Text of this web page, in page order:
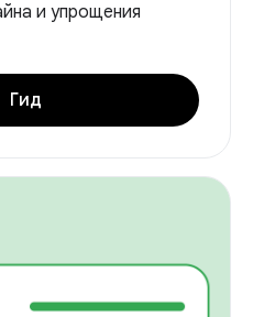
и упрощения
Гид